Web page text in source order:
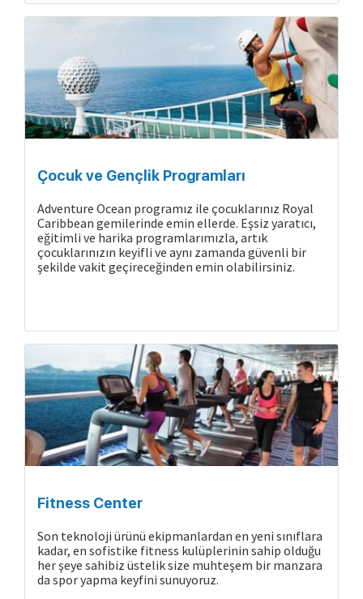
Çocuk ve Gençlik Programları
Adventure Ocean programız ile çocuklarınız Royal
Caribbean gemilerinde emin ellerde. Eşsiz yaratıcı,
eğitimli ve harika programlarımızla, artık
çocuklarınızın keyifli ve aynı zamanda güvenli bir
şekilde vakit geçireceğinden emin olabilirsiniz.
Fitness Center
Son teknoloji ürünü ekipmanlardan en yeni sınıflara
kadar, en sofistike fitness kulüplerinin sahip olduğu
her şeye sahibiz üstelik size muhteşem bir manzara
da spor yapma keyfini sunuyoruz.